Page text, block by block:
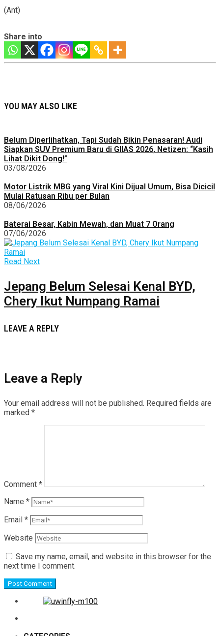
(Ant)
Share into
YOU MAY ALSO LIKE
Belum Diperlihatkan, Tapi Sudah Bikin Penasaran! Audi
Siapkan SUV Premium Baru di GIIAS 2026, Netizen: “Kasih
Lihat Dikit Dong!”
03/08/2026
Motor Listrik MBG yang Viral Kini Dijual Umum, Bisa Dicicil
Mulai Ratusan Ribu per Bulan
08/06/2026
Baterai Besar, Kabin Mewah, dan Muat 7 Orang
07/06/2026
Read Next
Jepang Belum Selesai Kenal BYD,
Chery Ikut Numpang Ramai
LEAVE A REPLY
Leave a Reply
Your email address will not be published. Required fields are
marked *
Comment *
Name *
Email *
Website
Save my name, email, and website in this browser for the
next time I comment.